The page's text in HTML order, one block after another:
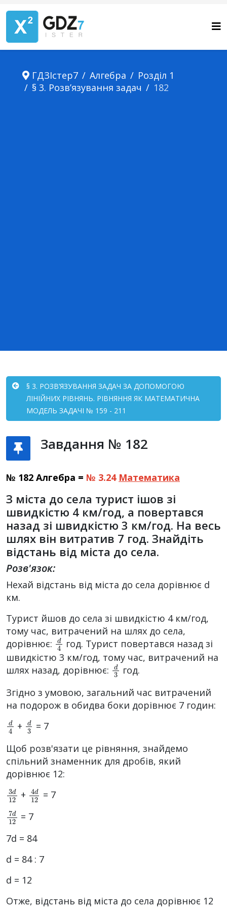
ГДЗІстер7 Алгебра
Розділ 1
§ 3. Розв’язування задач
182
§ 3. РОЗВ’ЯЗУВАННЯ ЗАДАЧ ЗА ДОПОМОГОЮ
ЛІНІЙНИХ РІВНЯНЬ. РІВНЯННЯ ЯК МАТЕМАТИЧНА
МОДЕЛЬ ЗАДАЧІ № 159 - 211
Завдання № 182
№ 182 Алгебра = № 3.24 Математика
З міста до села турист ішов зі
швидкістю 4 км/год, а повертався
назад зі швидкістю 3 км/год. На весь
шлях він витратив 7 год. Знайдіть
відстань від міста до села.
Розв'язок:
Нехай відстань від міста до села дорівнює d
км.
Турист йшов до села зі швидкістю 4 км/год,
тому час, витрачений на шлях до села,
дорівнює: d4год. Турист повертався назад зі
швидкістю 3 км/год, тому час, витрачений на
шлях назад, дорівнює: d3год.
Згідно з умовою, загальний час витрачений
на подорож в обидва боки дорівнює 7 годин:
d4 + d3 = 7
Щоб розв'язати це рівняння, знайдемо
спільний знаменник для дробів, який
дорівнює 12:
3d + 4d = 7
7d = 7
7d = 84
d = 84 : 7
d = 12
Отже, відстань від міста до села дорівнює 12